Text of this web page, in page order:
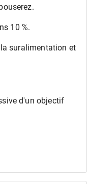
10 %.
suralimentation et
d'un objectif